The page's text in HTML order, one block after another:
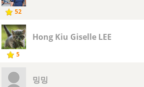
52
5
Hong Kiu Giselle LEE
밍밍